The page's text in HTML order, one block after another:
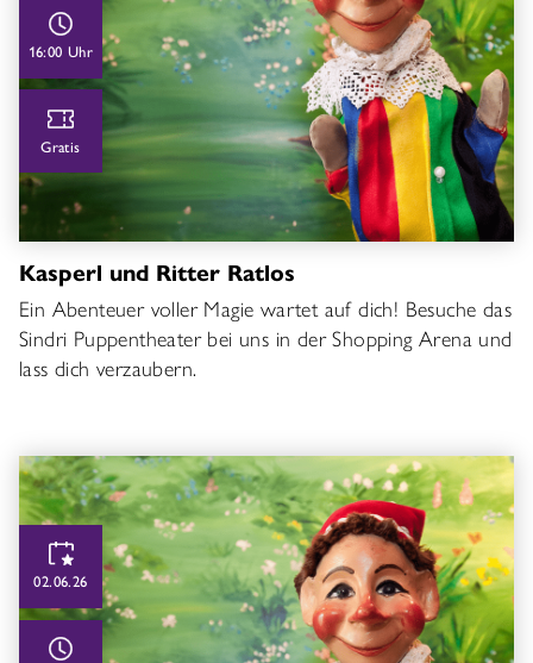
16:00 Uhr
Gratis
Kasperl und Ritter Ratlos
Ein Abenteuer voller Magie wartet auf dich! Besuche das
Sindri Puppentheater bei uns in der Shopping Arena und
lass dich verzaubern.
02.06.26